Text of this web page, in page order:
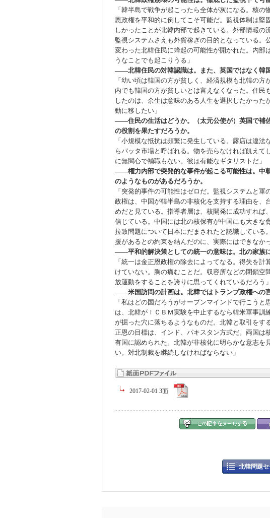
「韓半島で戦争が起こったら全体が灰になる。核
恩政権を平和的に倒してこそ可能だ。監視体制は
しかったことが北韓内部で起きている。外部情報の
監視システムさえも外貨稼ぎの目的となっている
変わった北韓住民に蜂起の可能性が開かれた。内部
うなことでも起こりうる」
――北韓住民の対韓認識は。また、英国ではなく韓
「幼い頃は韓国の方が貧しく、経済規模も北韓の
内でも韓国の方が貧しいとは言えなくなった。住
したのは、余生は意味のある人生を選択したかっ
動に移したい」
――住民の生活はどうか。（太元公使が）英国で補
の役割を果たすだろうか。
「小規模な抵抗は頻繁に発生している。露店は違
らバッタ市場と呼ばれる。物を売らなければ飢え
に無関心で補職もない。彼は有能なギタリストだ」
――権力内部で突発的な事件が起こる可能性は。中
のようなものがあるだろうか。
「突発的事件の可能性はゼロだ。監視システムと
政権は、中国が韓半島の非核化を支持する理由を、
めだと見ている。指導者層は、核開発に成功すれば
信じている。中国には北の核保有が中国にも大きな
拉致問題について日本にだまされたと認識している
援があるとの約束を結んだのに、実際にはできなか
――平和的解決策としての統一の意味は。北の家族
「統一は金正恩政権の除去によってなる。得失を
けていない。胸の痛むことだ。収容所などの閉鎖
放運動をすることを誇りに思ってくれているだろう」
――米国訪問の計画は。北韓ではトランプ政権への
「私はどの国だろうがオープンマインドで行こう
は、北韓がＩＣＢＭ実験を中止するなら韓米軍事
が掘った穴に落ちるようなものだ。北韓と取引を
正恩の目標は、インド、パキスタン方式だ。両国
有国に認められた。北韓が非核化に明らかな意志を
い。対北制裁を継続しなければならない」
2017-02-01 3面
北韓問題